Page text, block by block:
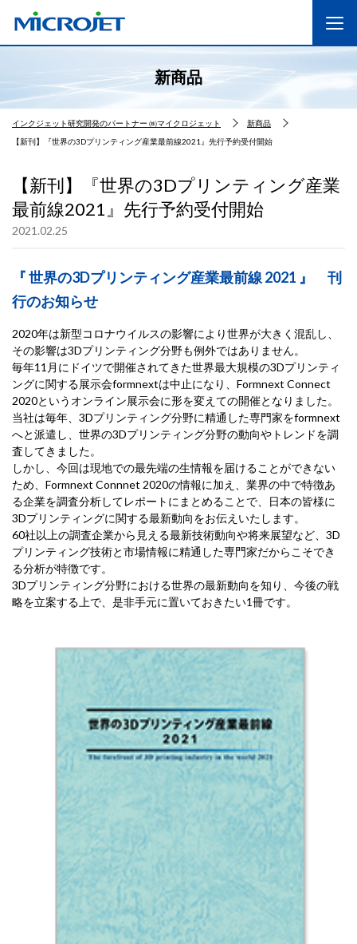
新商品
インクジェット研究開発のパートナー ㈱マイクロジェット
新商品
【新刊】『世界の3Dプリンティング産業最前線2021』先行予約受付開始
【新刊】『世界の3Dプリンティング産業
最前線2021』先行予約受付開始
2021.02.25
『 世界の3Dプリンティング産業最前線 2021 』 刊
行のお知らせ
2020年は新型コロナウイルスの影響により世界が大きく混乱し、
その影響は3Dプリンティング分野も例外ではありません。
毎年11月にドイツで開催されてきた世界最大規模の3Dプリンティ
ングに関する展示会formnextは中止になり、Formnext Connect
2020というオンライン展示会に形を変えての開催となりました。
当社は毎年、3Dプリンティング分野に精通した専門家をformnext
へと派遣し、世界の3Dプリンティング分野の動向やトレンドを調
査してきました。
しかし、今回は現地での最先端の生情報を届けることができない
ため、Formnext Connnet 2020の情報に加え、業界の中で特徴あ
る企業を調査分析してレポートにまとめることで、日本の皆様に
3Dプリンティングに関する最新動向をお伝えいたします。
60社以上の調査企業から見える最新技術動向や将来展望など、3D
プリンティング技術と市場情報に精通した専門家だからこそでき
る分析が特徴です。
3Dプリンティング分野における世界の最新動向を知り、今後の戦
略を立案する上で、是非手元に置いておきたい1冊です。